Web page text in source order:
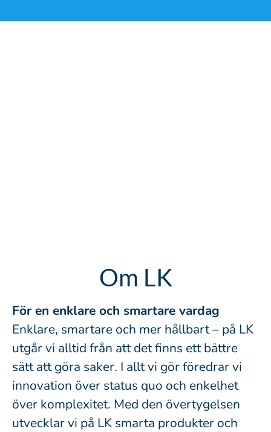
Om LK
För en enklare och smartare vardag
Enklare, smartare och mer hållbart – på LK
utgår vi alltid från att det finns ett bättre
sätt att göra saker. I allt vi gör föredrar vi
innovation över status quo och enkelhet
över komplexitet. Med den övertygelsen
utvecklar vi på LK smarta produkter och